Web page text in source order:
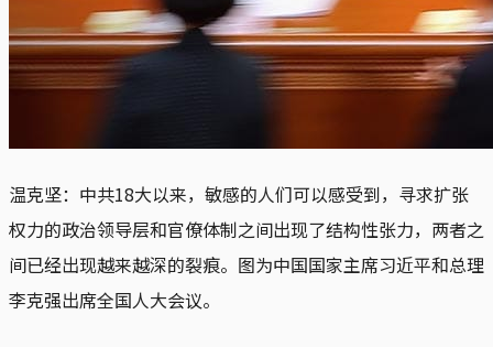
温克坚：中共18大以来，敏感的人们可以感受到，寻求扩张
权力的政治领导层和官僚体制之间出现了结构性张力，两者之
间已经出现越来越深的裂痕。图为中国国家主席习近平和总理
李克强出席全国人大会议。